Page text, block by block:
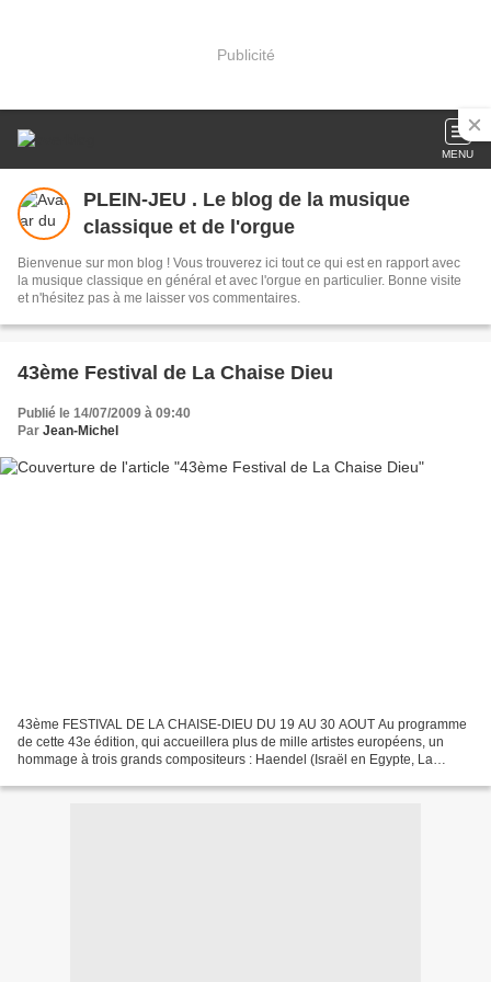
Publicité
MENU
PLEIN-JEU . Le blog de la musique
classique et de l'orgue
Bienvenue sur mon blog ! Vous trouverez ici tout ce qui est en rapport avec
la musique classique en général et avec l'orgue en particulier. Bonne visite
et n'hésitez pas à me laisser vos commentaires.
43ème Festival de La Chaise Dieu
Publié le 14/07/2009 à 09:40
Par Jean-Michel
43ème FESTIVAL DE LA CHAISE-DIEU DU 19 AU 30 AOUT Au programme
de cette 43e édition, qui accueillera plus de mille artistes européens, un
hommage à trois grands compositeurs : Haendel (Israël en Egypte, La